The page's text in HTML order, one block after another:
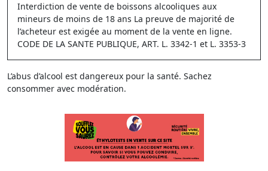
Interdiction de vente de boissons alcooliques aux
mineurs de moins de 18 ans La preuve de majorité de
l’acheteur est exigée au moment de la vente en ligne.
CODE DE LA SANTE PUBLIQUE, ART. L. 3342-1 et L. 3353-3
L’abus d’alcool est dangereux pour la santé. Sachez
consommer avec modération.